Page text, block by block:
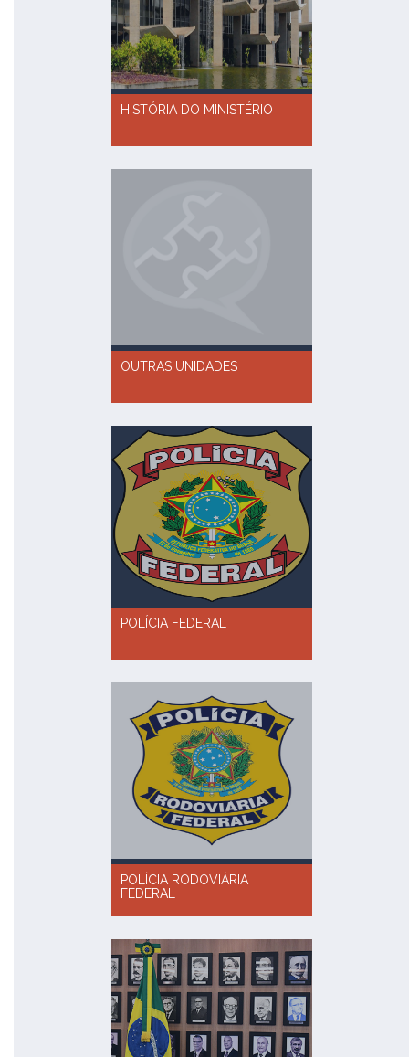
HISTÓRIA DO MINISTÉRIO
OUTRAS UNIDADES
POLÍCIA FEDERAL
POLÍCIA RODOVIÁRIA
FEDERAL